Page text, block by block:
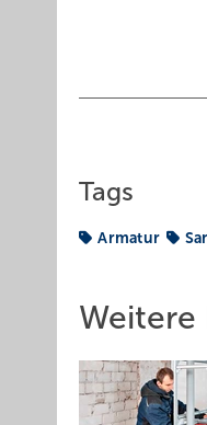
Tags
Armatur
Weitere